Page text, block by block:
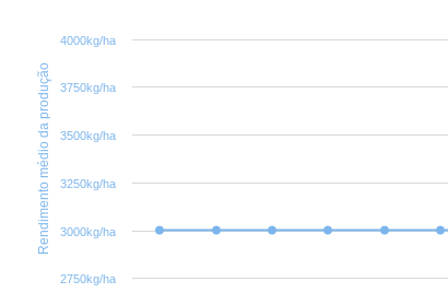
Rendimento médio da produção
2750kg/ha
3000kg/ha
3250kg/ha
3500kg/ha
3750kg/ha
4000kg/ha